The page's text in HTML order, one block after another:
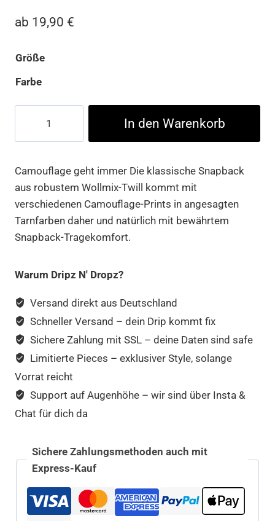
ab 19,90 €
Größe
Farbe
Snapback
2-
Camo
Menge
In den Warenkorb
Camouflage geht immer Die klassische Snapback
aus robustem Wollmix-Twill kommt mit
verschiedenen Camouflage-Prints in angesagten
Tarnfarben daher und natürlich mit bewährtem
Snapback-Tragekomfort.
Warum Dripz N' Dropz?
Versand direkt aus Deutschland
Schneller Versand – dein Drip kommt fix
Sichere Zahlung mit SSL – deine Daten sind safe
Limitierte Pieces – exklusiver Style, solange
Vorrat reicht
Support auf Augenhöhe – wir sind über Insta &
Chat für dich da
Sichere Zahlungsmethoden auch mit
Express-Kauf